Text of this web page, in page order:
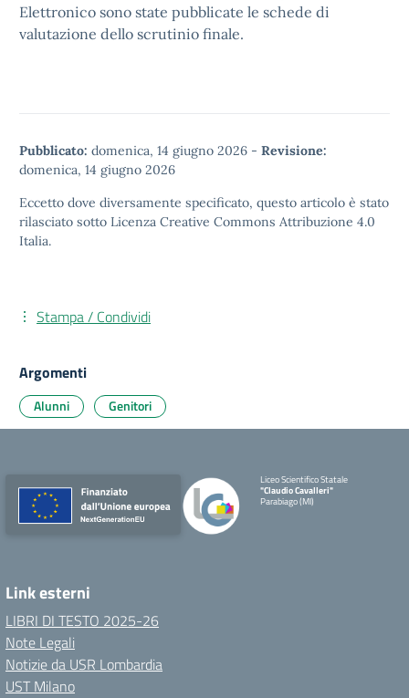
Elettronico sono state pubblicate le schede di
valutazione dello scrutinio finale.
Pubblicato: domenica, 14 giugno 2026 - Revisione:
domenica, 14 giugno 2026
Eccetto dove diversamente specificato, questo articolo è stato
rilasciato sotto Licenza Creative Commons Attribuzione 4.0
Italia.
Stampa / Condividi
Argomenti
Alunni Genitori
Liceo Scientifico Statale
"Claudio Cavalleri"
Parabiago (MI)
Link esterni
LIBRI DI TESTO 2025-26
Note Legali
Notizie da USR Lombardia
UST Milano